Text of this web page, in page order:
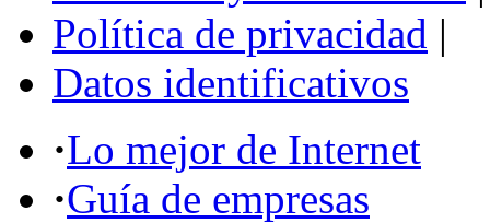
Política de privacidad |
Datos identificativos
·Lo mejor de Internet
·Guía de empresas